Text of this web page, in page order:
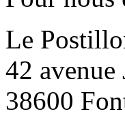
Le
42 avenue
38600